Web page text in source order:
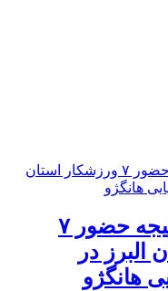
۲ مدال برنز نتیجه حضور ۷
البرز در
هانگژو